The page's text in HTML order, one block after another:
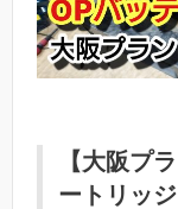
【大阪プ
ートリッ